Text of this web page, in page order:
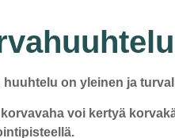
huuhtelu on yleinen ja
voi kertyä